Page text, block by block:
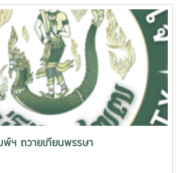
มิกา วิริยา หัวหน้าสำนักพิมพ์ และบุคลากร
นรับและรับฟังการบรรยายพร้อมทั้งแลก
กี่ยวกับระบบการจัดการ กระบวนการดำเนิน
กษาดูงานจากบัณฑิตวิทยาลัย มหาวิทยาลัย
ะบวนการผลิตสิ่งพิมพ์ด้วยเครื่องพิมพ์ระบบ
หาวิทยาลัยแม่โจ้ อาคารเทพศาสตร์สถ
จ้
ฯ ถวายเทียนพรรษา